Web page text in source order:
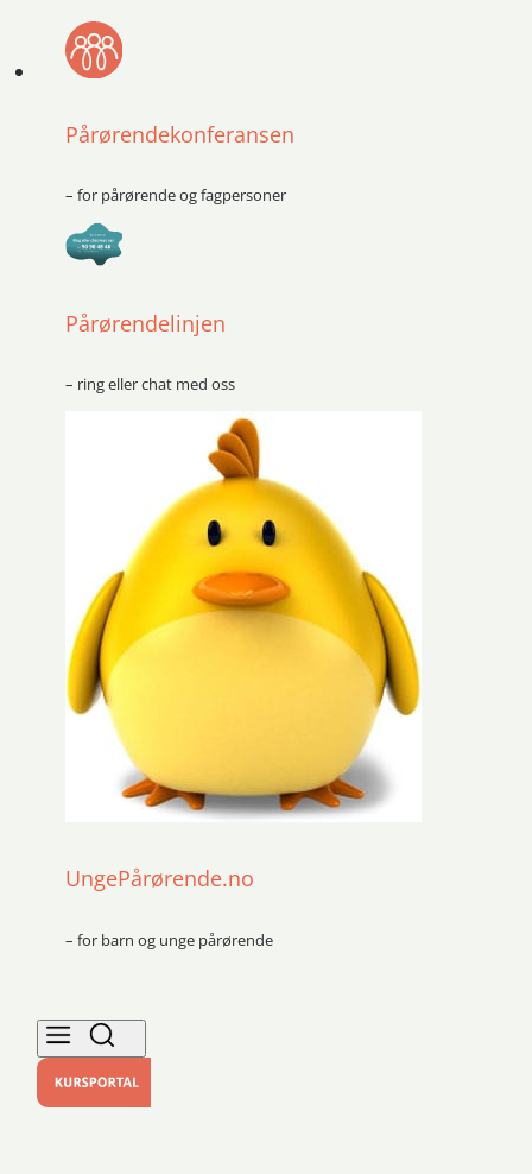
Pårørendekonferansen
– for pårørende og fagpersoner
Pårørendelinjen
– ring eller chat med oss
UngePårørende.no
– for barn og unge pårørende